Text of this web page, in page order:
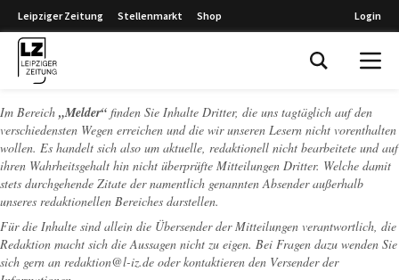
Leipziger Zeitung Stellenmarkt Shop Login
Im Bereich „Melder“ finden Sie Inhalte Dritter, die uns tagtäglich auf den
verschiedensten Wegen erreichen und die wir unseren Lesern nicht vorenthalten
wollen. Es handelt sich also um aktuelle, redaktionell nicht bearbeitete und auf
ihren Wahrheitsgehalt hin nicht überprüfte Mitteilungen Dritter. Welche damit
stets durchgehende Zitate der namentlich genannten Absender außerhalb
unseres redaktionellen Bereiches darstellen.
Für die Inhalte sind allein die Übersender der Mitteilungen verantwortlich, die
Redaktion macht sich die Aussagen nicht zu eigen. Bei Fragen dazu wenden Sie
sich gern an redaktion@l-iz.de oder kontaktieren den Versender der